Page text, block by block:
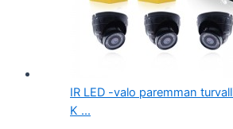
IR LED -valo paremman
K ...